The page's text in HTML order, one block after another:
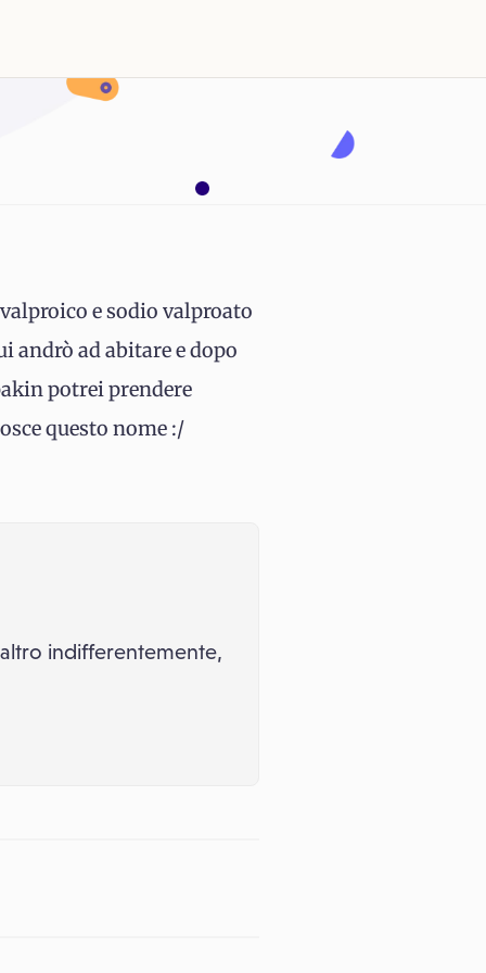
e sodio valproato
andrò ad abitare e dopo
potrei prendere
questo nome :/
indifferentemente,